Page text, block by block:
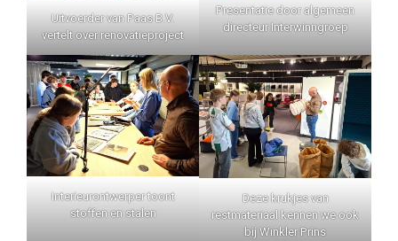
Uitvoerder van Paas B.V.
vertelt over renovatieproject
Presentatie door algemeen
directeur Interwinngroep
Interieurontwerper toont
stoffen en stalen
Deze krukjes van
restmateriaal kennen we ook
bij Winkler Prins